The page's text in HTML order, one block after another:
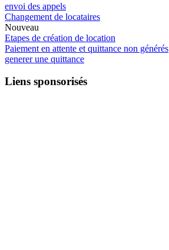
envoi des appels
Changement de locataires
Nouveau
Etapes de création de location
Paiement en attente et quittance non générés
generer une quittance
Liens sponsorisés